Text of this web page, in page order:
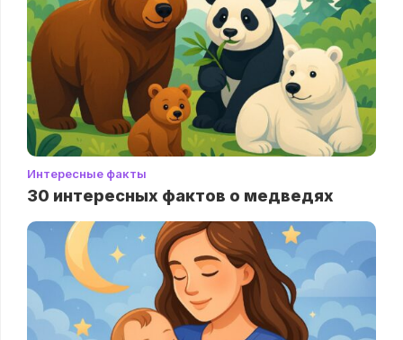
Интересные факты
30 интересных фактов о медведях